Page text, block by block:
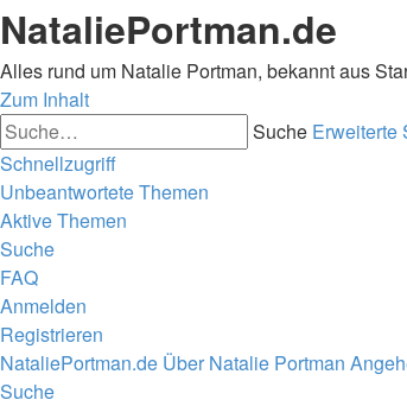
NataliePortman.de
Alles rund um Natalie Portman, bekannt aus
Zum Inhalt
Suche Erweiterte
Schnellzugriff
Unbeantwortete Themen
Aktive Themen
Suche
FAQ
Anmelden
Registrieren
NataliePortman.de Über Natalie Portman
Suche